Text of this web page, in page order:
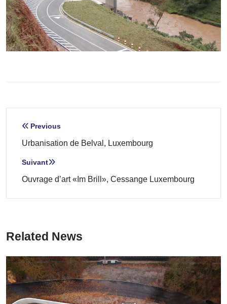
Navigation
de
l’article
Previous
Urbanisation de Belval, Luxembourg
Suivant
Ouvrage d’art «Im Brill», Cessange Luxembourg
Related News